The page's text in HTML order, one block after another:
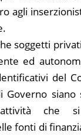
agli
soggetti
ed
del
Governo siano
che si
fonti di